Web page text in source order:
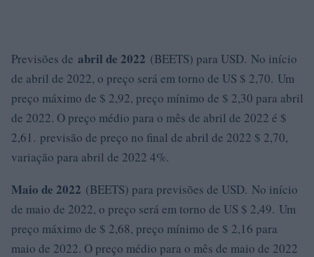
Previsões de abril de 2022 (BEETS) para USD. No início
de abril de 2022, o preço será em torno de US $ 2,70. Um
preço máximo de $ 2,92, preço mínimo de $ 2,30 para abril
de 2022. O preço médio para o mês de abril de 2022 é $
2,61. previsão de preço no final de abril de 2022 $ 2,70,
variação para abril de 2022 4%.
Maio de 2022 (BEETS) para previsões de USD. No início
de maio de 2022, o preço será em torno de US $ 2,49. Um
preço máximo de $ 2,68, preço mínimo de $ 2,16 para
maio de 2022. O preço médio para o mês de maio de 2022